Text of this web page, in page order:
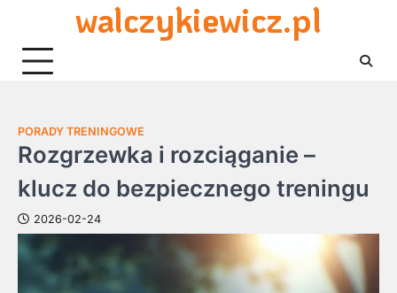
content
walczykiewicz.pl
PORADY TRENINGOWE
Rozgrzewka i rozciąganie –
klucz do bezpiecznego treningu
2026-02-24